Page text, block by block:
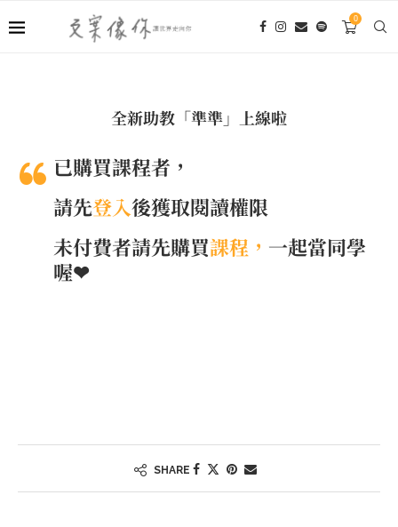
0
全新助教「準準」上線啦
已購買課程者，
請先登入後獲取閱讀權限
未付費者請先購買課程， 一起當同學
喔❤
SHARE